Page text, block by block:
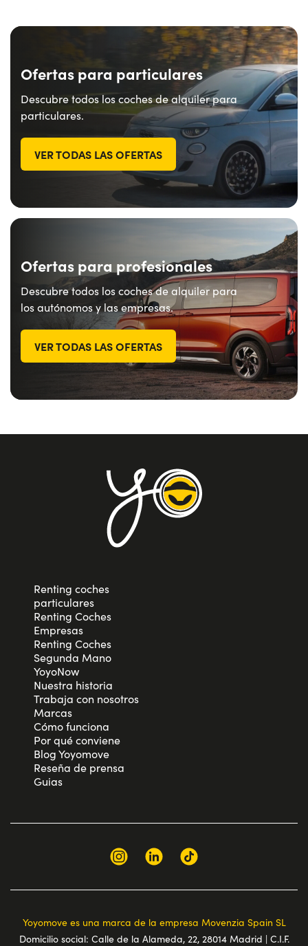
Ofertas para particulares
Descubre todos los coches de alquiler para
particulares.
VER TODAS LAS OFERTAS
Ofertas para profesionales
Descubre todos los coches de alquiler para
los autónomos y las empresas.
VER TODAS LAS OFERTAS
Renting coches
particulares
Renting Coches
Empresas
Renting Coches
Segunda Mano
YoyoNow
Nuestra historia
Trabaja con nosotros
Marcas
Cómo funciona
Por qué conviene
Blog Yoyomove
Reseña de prensa
Guias
Yoyomove es una marca de la empresa Movenzia Spain SL
Domicilio social: Calle de la Alameda, 22, 28014 Madrid | C.I.F.